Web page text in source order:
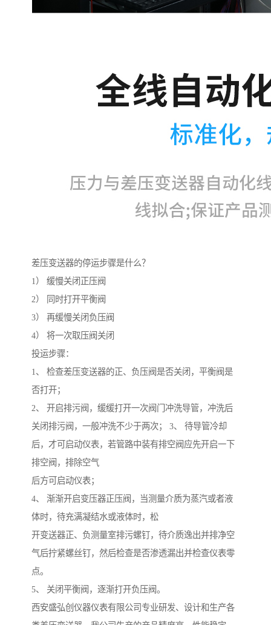
差压变送器的停运步骤是什么？
1） 缓慢关闭正压阀
2） 同时打开平衡阀
3） 再缓慢关闭负压阀
4） 将一次取压阀关闭
投运步骤：
1、 检查差压变送器的正、负压阀是否关闭，平衡阀是
否打开；
2、 开启排污阀，缓缓打开一次阀门冲洗导管，冲洗后
关闭排污阀，一般冲洗不少于两次； 3、 待导管冷却
后，才可启动仪表，若管路中装有排空阀应先开启一下
排空阀，排除空气
后方可启动仪表；
4、 渐渐开启变压器正压阀，当测量介质为蒸汽或者液
体时，待充满凝结水或液体时，松
开变送器正、负测量室排污螺钉，待介质逸出并排净空
气后拧紧螺丝钉，然后检查是否渗透漏出并检查仪表零
点。
5、 关闭平衡阀，逐渐打开负压阀。
西安盛弘创仪器仪表有限公司专业研发、设计和生产各